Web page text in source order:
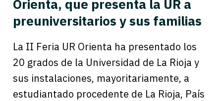
Orienta, que presenta la UR a
preuniversitarios y sus familias
La II Feria UR Orienta ha presentado los
20 grados de la Universidad de La Rioja y
sus instalaciones, mayoritariamente, a
estudiantado procedente de La Rioja, País